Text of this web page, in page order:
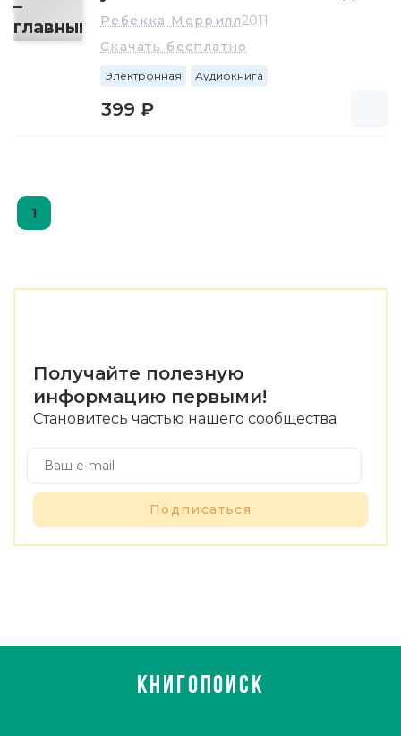
Ребекка Меррилл2011
Скачать бесплатно
Электронная Аудиокнига
399 ₽
1
Получайте полезную
информацию первыми!
Становитесь частью нашего сообщества
Подписаться
КНИГОПОИСК